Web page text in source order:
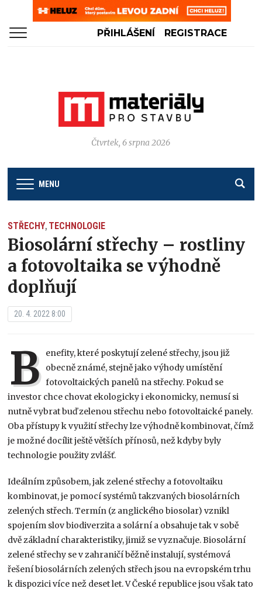
PŘIHLÁŠENÍ REGISTRACE
Čtvrtek, 6 srpna 2026
MENU
STŘECHY, TECHNOLOGIE
Biosolární střechy – rostliny
a fotovoltaika se výhodně
doplňují
20. 4. 2022 8:00
B enefity, které poskytují zelené střechy, jsou již
obecně známé, stejně jako výhody umístění
fotovoltaických panelů na střechy. Pokud se
investor chce chovat ekologicky i ekonomicky, nemusí si
nutně vybrat buď zelenou střechu nebo fotovoltaické panely.
Oba přístupy k využití střechy lze výhodně kombinovat, čímž
je možné docílit ještě větších přínosů, než kdyby byly
technologie použity zvlášť.
Ideálním způsobem, jak zelené střechy a fotovoltaiku
kombinovat, je pomocí systémů takzvaných biosolárních
zelených střech. Termín (z anglického biosolar) vznikl
spojením slov biodiverzita a solární a obsahuje tak v sobě
dvě základní charakteristiky, jimiž se vyznačuje. Biosolární
zelené střechy se v zahraničí běžně instalují, systémová
řešení biosolárních zelených střech jsou na evropském trhu
k dispozici více než deset let. V České republice jsou však tato